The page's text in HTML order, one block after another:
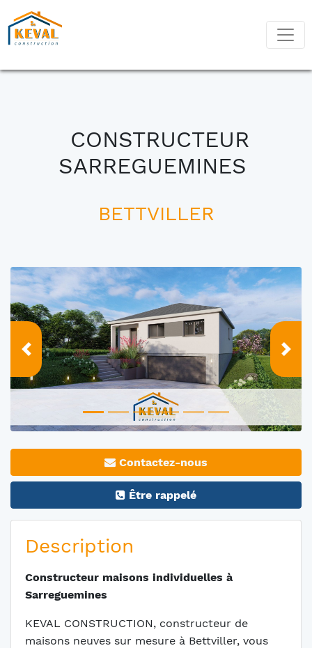
CONSTRUCTEUR
SARREGUEMINES
BETTVILLER
Prec
Contactez-nous
Être rappelé
Description
Constructeur maisons individuelles à
Sarreguemines
KEVAL CONSTRUCTION, constructeur de
maisons neuves sur mesure à Bettviller, vous